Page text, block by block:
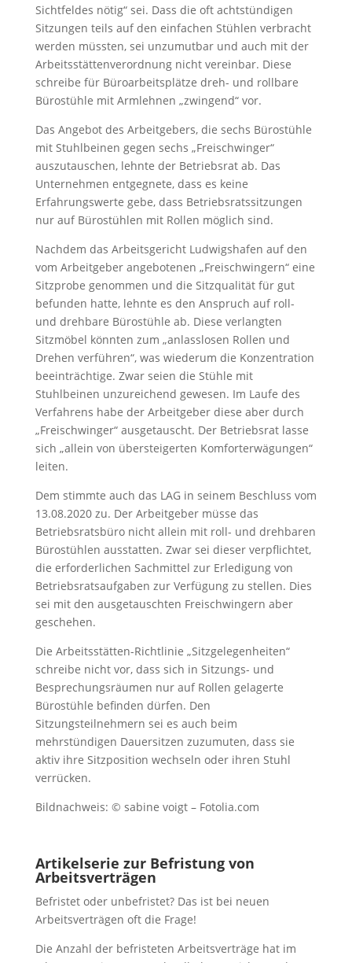
Sichtfeldes nötig“ sei. Dass die oft achtstündigen
Sitzungen teils auf den einfachen Stühlen verbracht
werden müssten, sei unzumutbar und auch mit der
Arbeitsstättenverordnung nicht vereinbar. Diese
schreibe für Büroarbeitsplätze dreh- und rollbare
Bürostühle mit Armlehnen „zwingend“ vor.
Das Angebot des Arbeitgebers, die sechs Bürostühle
mit Stuhlbeinen gegen sechs „Freischwinger“
auszutauschen, lehnte der Betriebsrat ab. Das
Unternehmen entgegnete, dass es keine
Erfahrungswerte gebe, dass Betriebsratssitzungen
nur auf Bürostühlen mit Rollen möglich sind.
Nachdem das Arbeitsgericht Ludwigshafen auf den
vom Arbeitgeber angebotenen „Freischwingern“ eine
Sitzprobe genommen und die Sitzqualität für gut
befunden hatte, lehnte es den Anspruch auf roll-
und drehbare Bürostühle ab. Diese verlangten
Sitzmöbel könnten zum „anlasslosen Rollen und
Drehen verführen“, was wiederum die Konzentration
beeinträchtige. Zwar seien die Stühle mit
Stuhlbeinen unzureichend gewesen. Im Laufe des
Verfahrens habe der Arbeitgeber diese aber durch
„Freischwinger“ ausgetauscht. Der Betriebsrat lasse
sich „allein von übersteigerten Komforterwägungen“
leiten.
Dem stimmte auch das LAG in seinem Beschluss vom
13.08.2020 zu. Der Arbeitgeber müsse das
Betriebsratsbüro nicht allein mit roll- und drehbaren
Bürostühlen ausstatten. Zwar sei dieser verpflichtet,
die erforderlichen Sachmittel zur Erledigung von
Betriebsratsaufgaben zur Verfügung zu stellen. Dies
sei mit den ausgetauschten Freischwingern aber
geschehen.
Die Arbeitsstätten-Richtlinie „Sitzgelegenheiten“
schreibe nicht vor, dass sich in Sitzungs- und
Besprechungsräumen nur auf Rollen gelagerte
Bürostühle befinden dürfen. Den
Sitzungsteilnehmern sei es auch beim
mehrstündigen Dauersitzen zuzumuten, dass sie
aktiv ihre Sitzposition wechseln oder ihren Stuhl
verrücken.
Bildnachweis: © sabine voigt – Fotolia.com
Artikelserie zur Befristung von
Arbeitsverträgen
Befristet oder unbefristet? Das ist bei neuen
Arbeitsverträgen oft die Frage!
Die Anzahl der befristeten Arbeitsverträge hat im